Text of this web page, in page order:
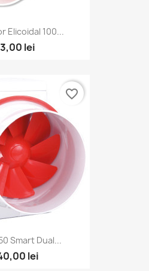
Elicoidal 100...
lei
Smart Dual...
lei
favorite_border